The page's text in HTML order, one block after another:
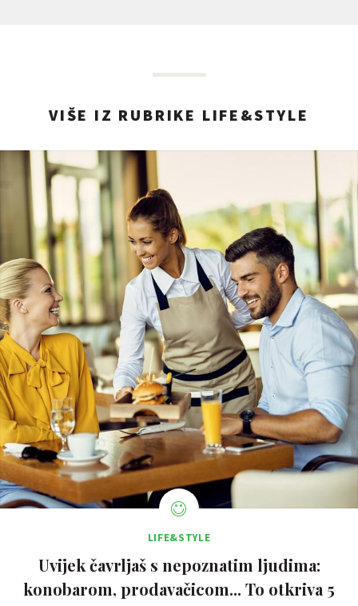
VIŠE IZ RUBRIKE LIFE&STYLE
LIFE&STYLE
Uvijek čavrljaš s nepoznatim ljudima:
konobarom, prodavačicom... To otkriva 5